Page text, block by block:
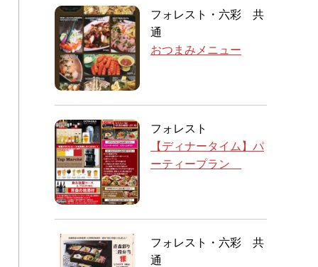
フォレスト・六彩 共
通
おつまみメニュー
フォレスト
【ディナータイム】パ
ーティープラン
フォレスト・六彩 共
通